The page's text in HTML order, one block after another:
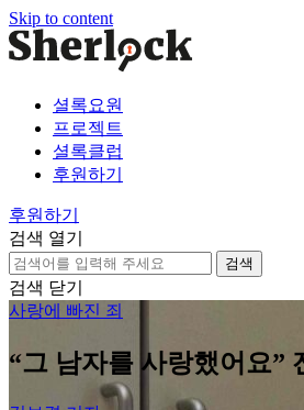
Skip to content
셜록요원
프로젝트
셜록클럽
후원하기
후원하기
검색 열기
검
색:
검색 닫기
사랑에 빠진 죄
“그 남자를 사랑했어요”